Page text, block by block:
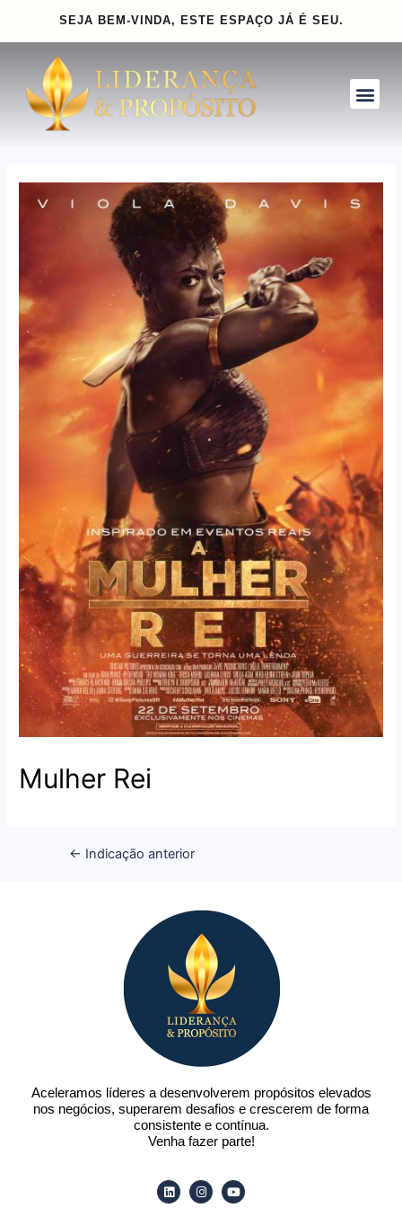
o
conteúdo
SEJA BEM-VINDA, ESTE ESPAÇO JÁ É SEU.
Mulher Rei
de
Post
← Indicação anterior
Aceleramos líderes a desenvolverem propósitos elevados
nos negócios, superarem desafios e crescerem de forma
consistente e contínua.
Venha fazer parte!
LinkedinInstagramYoutube